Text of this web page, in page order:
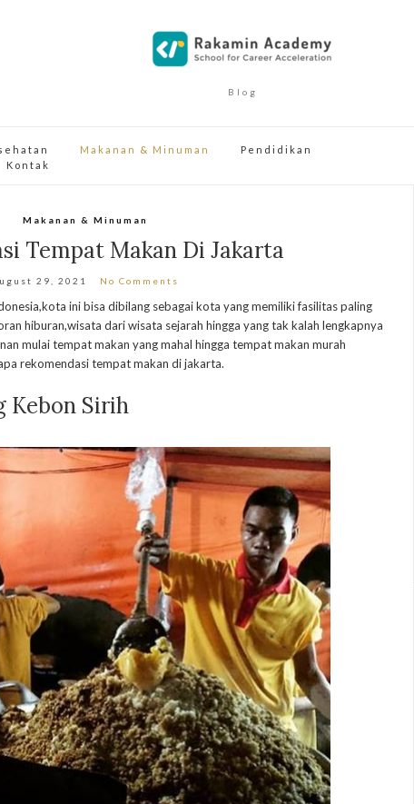
Blog
Makanan & Minuman
Pendidikan
Kontak
Makanan & Minuman
Tempat Makan Di Jakarta
29, 2021 No Comments
ini bisa dibilang sebagai kota yang memiliki fasilitas paling
hiburan,wisata dari wisata sejarah hingga yang tak kalah lengkapnya
mulai tempat makan yang mahal hingga tempat makan murah
rekomendasi tempat makan di jakarta.
Kebon Sirih